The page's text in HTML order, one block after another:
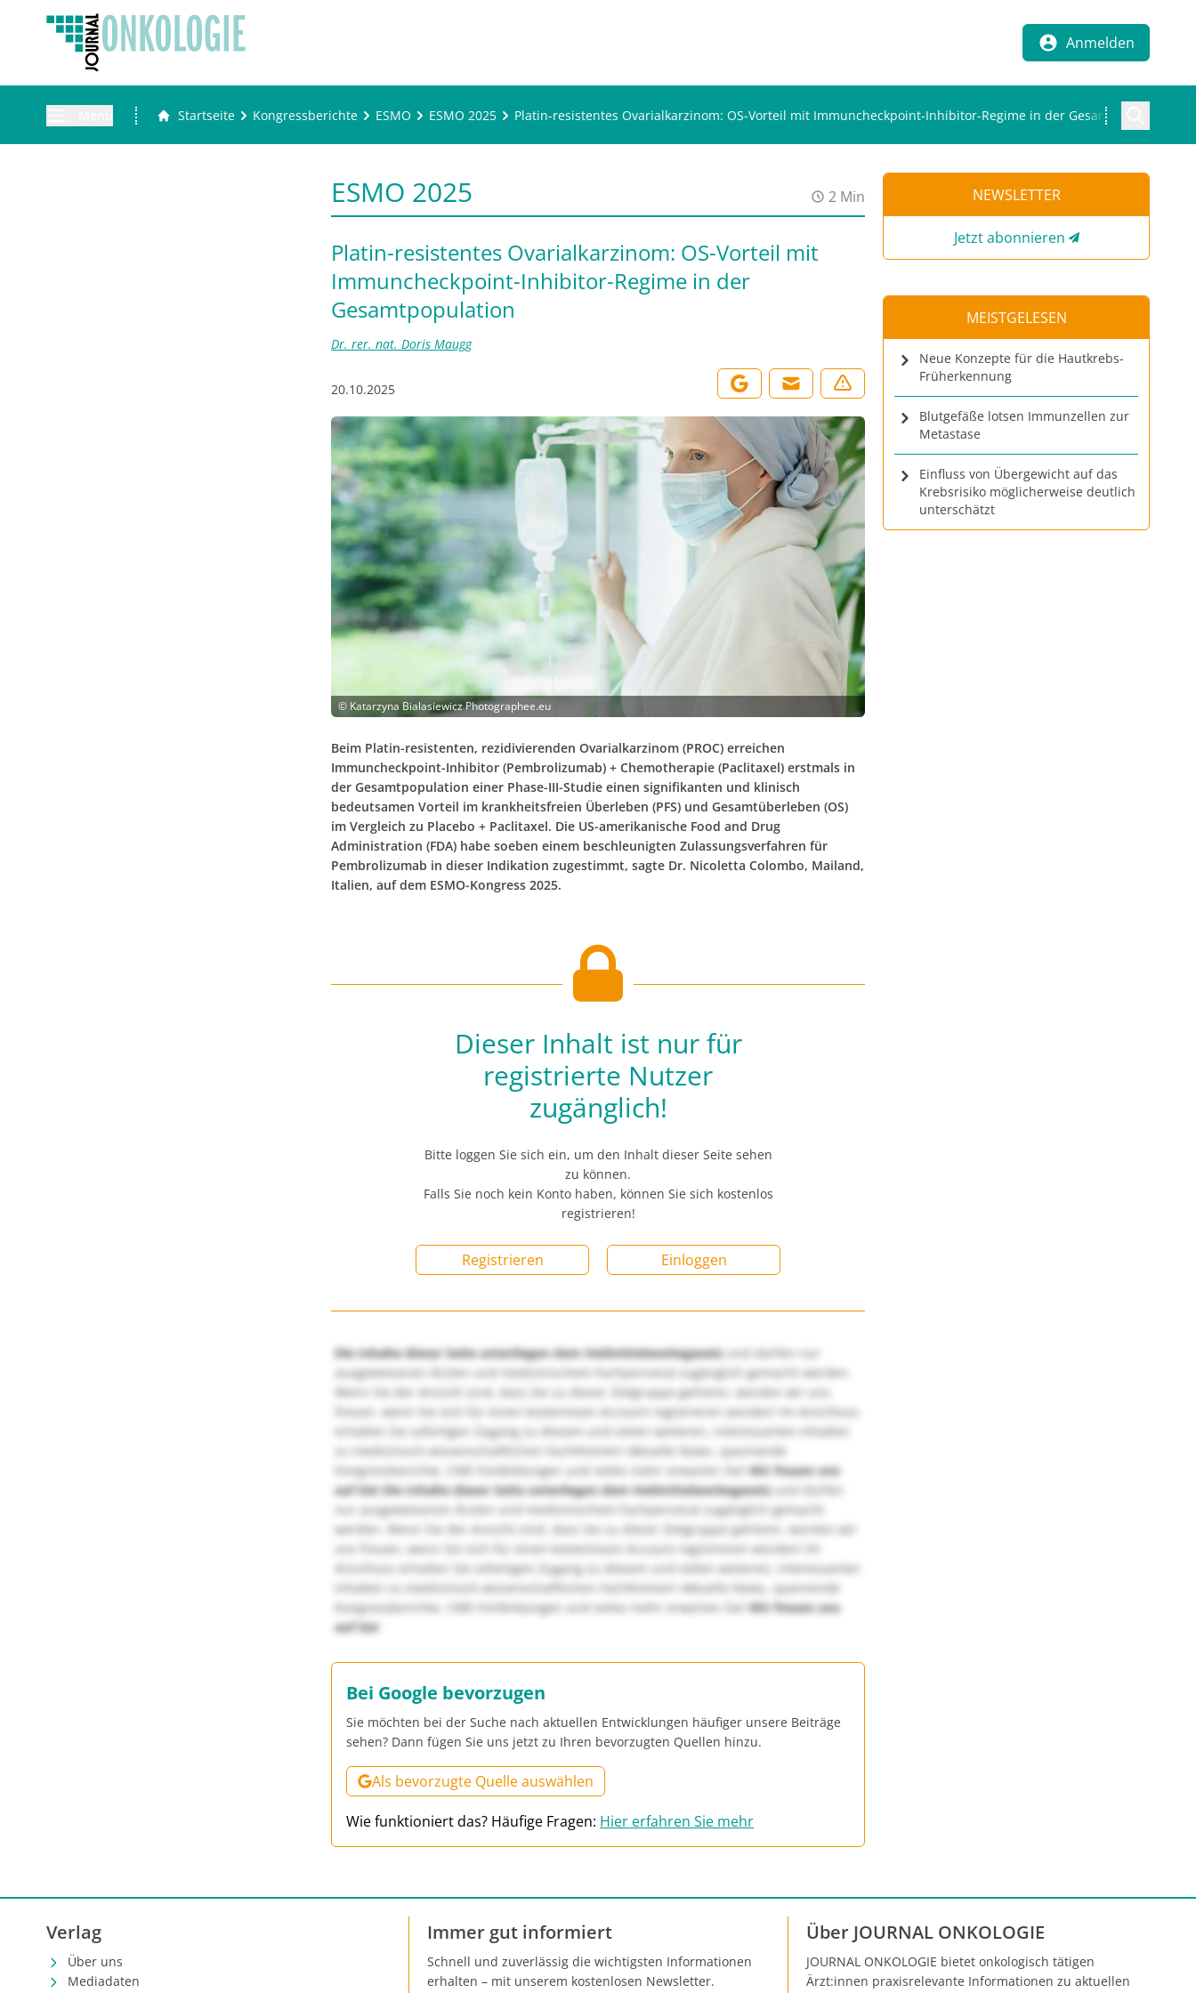
Anmelden
Startseite Kongressberichte ESMO ESMO 2025 Platin-resistentes Ovarialkarzinom: OS-Vorteil mit Immuncheckpoint-Inhibitor-Regime in der Gesamtpopulation
ESMO 2025 2 Min
Platin-resistentes Ovarialkarzinom: OS-Vorteil mit
Immuncheckpoint-Inhibitor-Regime in der
Gesamtpopulation
Dr. rer. nat. Doris Maugg
20.10.2025
© Katarzyna Bialasiewicz Photographee.eu
Beim Platin-resistenten, rezidivierenden Ovarialkarzinom (PROC) erreichen
Immuncheckpoint-Inhibitor (Pembrolizumab) + Chemotherapie (Paclitaxel) erstmals in
der Gesamtpopulation einer Phase-III-Studie einen signifikanten und klinisch
bedeutsamen Vorteil im krankheitsfreien Überleben (PFS) und Gesamtüberleben (OS)
im Vergleich zu Placebo + Paclitaxel. Die US-amerikanische Food and Drug
Administration (FDA) habe soeben einem beschleunigten Zulassungsverfahren für
Pembrolizumab in dieser Indikation zugestimmt, sagte Dr. Nicoletta Colombo, Mailand,
Italien, auf dem ESMO-Kongress 2025.
Dieser Inhalt ist nur für
registrierte Nutzer
zugänglich!
Bitte loggen Sie sich ein, um den Inhalt dieser Seite sehen
zu können.
Falls Sie noch kein Konto haben, können Sie sich kostenlos
registrieren!
Registrieren Einloggen
Die Inhalte dieser Seite unterliegen dem Heilmittelwerbegesetzund dürfen nur
ausgewiesenen Ärzten und medizinischem Fachpersonal zugänglich gemacht werden.
Wenn Sie der Ansicht sind, dass Sie zu dieser Zielgruppe gehören, würden wir uns
freuen, wenn Sie sich für einen kostenlosen Account registrieren würden! Im Anschluss
erhalten Sie sofortigen Zugang zu diesem und vielen weiteren, interessanten Inhalten
zu medizinisch-wissenschaftlichen Fachthemen! Aktuelle News, spannende
Kongressberichte, CME-Fortbildungen und vieles mehr erwarten Sie!Wir freuen uns
auf Sie! Die Inhalte dieser Seite unterliegen dem Heilmittelwerbegesetzund dürfen
nur ausgewiesenen Ärzten und medizinischem Fachpersonal zugänglich gemacht
werden. Wenn Sie der Ansicht sind, dass Sie zu dieser Zielgruppe gehören, würden wir
uns freuen, wenn Sie sich für einen kostenlosen Account registrieren würden! Im
Anschluss erhalten Sie sofortigen Zugang zu diesem und vielen weiteren, interessanten
Inhalten zu medizinisch-wissenschaftlichen Fachthemen! Aktuelle News, spannende
Kongressberichte, CME-Fortbildungen und vieles mehr erwarten Sie! Wir freuen uns
auf Sie!
Bei Google bevorzugen
Sie möchten bei der Suche nach aktuellen Entwicklungen häufiger unsere Beiträge
sehen? Dann fügen Sie uns jetzt zu Ihren bevorzugten Quellen hinzu.
Als bevorzugte Quelle auswählen
Wie funktioniert das? Häufige Fragen: Hier erfahren Sie mehr
NEWSLETTER
Jetzt abonnieren
MEISTGELESEN
Neue Konzepte für die Hautkrebs-
Früherkennung
Blutgefäße lotsen Immunzellen zur
Metastase
Einfluss von Übergewicht auf das
Krebsrisiko möglicherweise deutlich
unterschätzt
Verlag
Über uns
Mediadaten
Immer gut informiert
Schnell und zuverlässig die wichtigsten Informationen
erhalten – mit unserem kostenlosen Newsletter.
Über JOURNAL ONKOLOGIE
JOURNAL ONKOLOGIE bietet onkologisch tätigen
Ärzt:innen praxisrelevante Informationen zu aktuellen